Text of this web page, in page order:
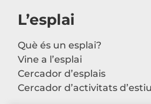
L’esplai
Què és un esplai?
Vine a l’esplai
Cercador d’esplais
Cercador d’activitats d’estiu